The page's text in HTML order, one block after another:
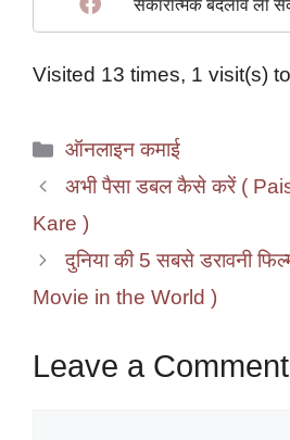
सकारात्मक बदलाव ला
Visited 13 times, 1 visit(s)
Categories
ऑनलाइन कमाई
अभी पैसा डबल कैसे करें (
Kare )
दुनिया की 5 सबसे डरावनी
Movie in the World )
Leave a Comment